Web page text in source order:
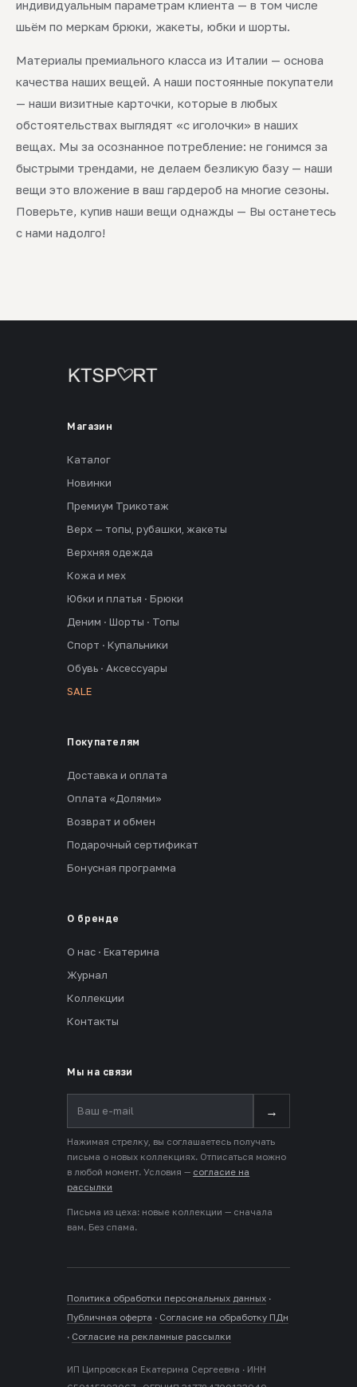
индивидуальным параметрам клиента — в том числе
шьём по меркам брюки, жакеты, юбки и шорты.
Материалы премиального класса из Италии — основа
качества наших вещей. А наши постоянные покупатели
— наши визитные карточки, которые в любых
обстоятельствах выглядят «с иголочки» в наших
вещах. Мы за осознанное потребление: не гонимся за
быстрыми трендами, не делаем безликую базу — наши
вещи это вложение в ваш гардероб на многие сезоны.
Поверьте, купив наши вещи однажды — Вы останетесь
с нами надолго!
Магазин
Каталог
Новинки
Премиум Трикотаж
Верх — топы, рубашки, жакеты
Верхняя одежда
Кожа и мех
Юбки и платья · Брюки
Деним · Шорты · Топы
Спорт · Купальники
Обувь · Аксессуары
SALE
Покупателям
Доставка и оплата
Оплата «Долями»
Возврат и обмен
Подарочный сертификат
Бонусная программа
О бренде
О нас · Екатерина
Журнал
Коллекции
Контакты
Мы на связи
→
Нажимая стрелку, вы соглашаетесь получать
письма о новых коллекциях. Отписаться можно
в любой момент. Условия — согласие на
рассылки
Письма из цеха: новые коллекции — сначала
вам. Без спама.
Политика обработки персональных данных ·
Публичная оферта · Согласие на обработку ПДн
· Согласие на рекламные рассылки
ИП Ципровская Екатерина Сергеевна · ИНН